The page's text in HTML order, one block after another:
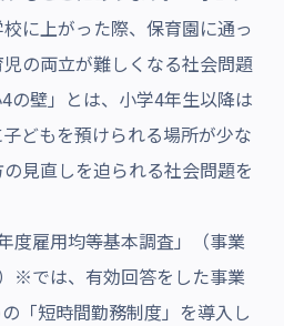
に上がった際、保育園に通っ
の両立が難しくなる社会問題
の壁」とは、小学4年生以降は
どもを預けられる場所が少な
見直しを迫られる社会問題を
度雇用均等基本調査」（事業
※では、有効回答をした事業
「短時間勤務制度」を導入し